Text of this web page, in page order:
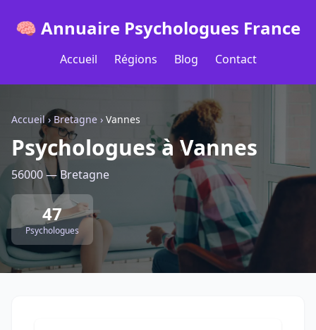
🧠 Annuaire Psychologues France
Accueil Régions Blog Contact
Accueil› Bretagne › Vannes
Psychologues à Vannes
56000 — Bretagne
47
Psychologues